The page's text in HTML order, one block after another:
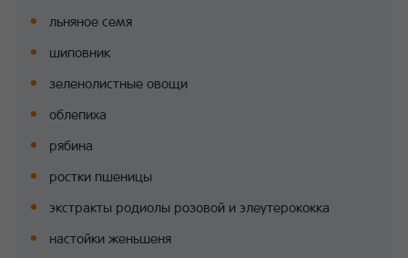
льняное семя
шиповник
зеленолистные овощи
облепиха
рябина
ростки пшеницы
экстракты родиолы розовой и элеутерококка
настойки женьшеня